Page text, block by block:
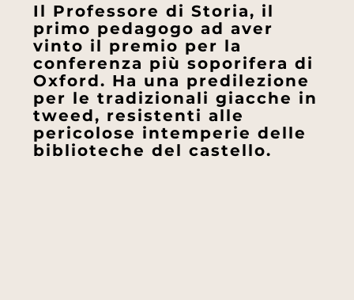
Il Professore di Storia, il
primo pedagogo ad aver
vinto il premio per la
conferenza più soporifera di
Oxford. Ha una predilezione
per le tradizionali giacche in
tweed, resistenti alle
pericolose intemperie delle
biblioteche del castello.